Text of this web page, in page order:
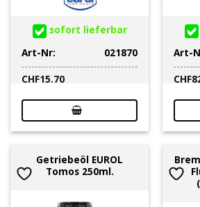
sofort lieferbar
Art-Nr:
021870
CHF15.70
Art-
CHF
Getriebeöl EUROL
Tomos 250ml.